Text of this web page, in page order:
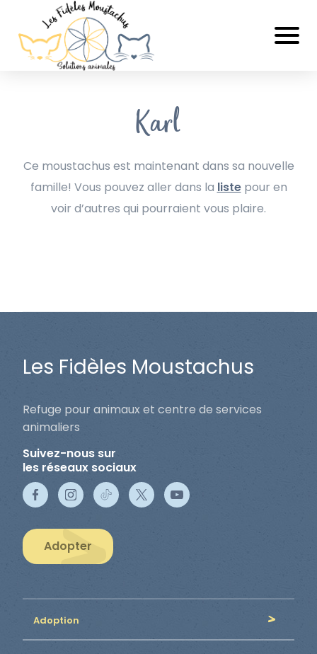
Karl
Ce moustachus est maintenant dans sa nouvelle
famille! Vous pouvez aller dans la listepour en
voir d’autres qui pourraient vous plaire.
Les Fidèles Moustachus
Refuge pour animaux et centre de services
animaliers
Suivez-nous sur
les réseaux sociaux
Adopter
Adoption